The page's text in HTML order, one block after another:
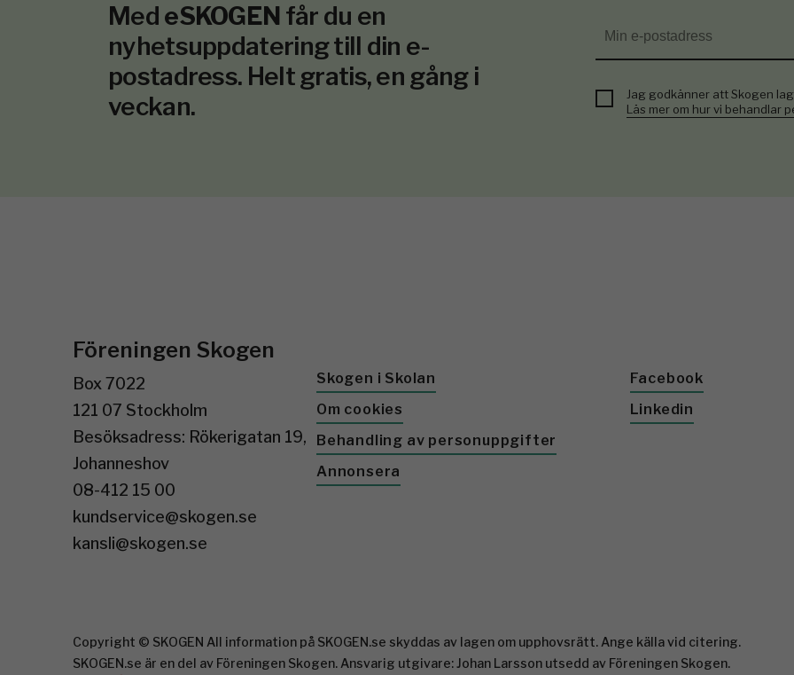
Med eSKOGEN får du en
nyhetsuppdatering till din e-
postadress. Helt gratis, en gång i
veckan.
Jag godkänner att Skogen
Läs mer om hur vi behandlar
Föreningen Skogen
Box 7022
121 07 Stockholm
Besöksadress: Rökerigatan 19,
Johanneshov
08-412 15 00
kundservice@skogen.se
kansli@skogen.se
Skogen i Skolan
Om cookies
Behandling av personuppgifter
Annonsera
Facebook
Linkedin
Copyright © SKOGEN All information på SKOGEN.se skyddas av lagen om upphovsrätt. Ange källa vid citering.
SKOGEN.se är en del av Föreningen Skogen. Ansvarig utgivare: Johan Larsson utsedd av Föreningen Skogen.